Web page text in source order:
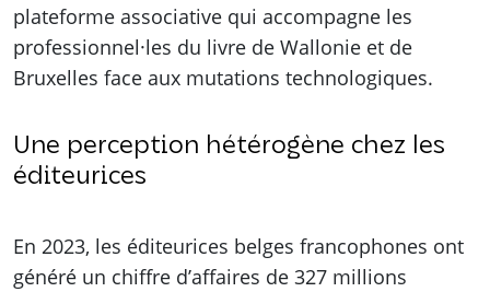
plateforme associative qui accompagne les
professionnel·les du livre de Wallonie et de
Bruxelles face aux mutations technologiques.
Une perception hétérogène chez les
éditeurices
En 2023, les éditeurices belges francophones ont
généré un chiffre d’affaires de 327 millions